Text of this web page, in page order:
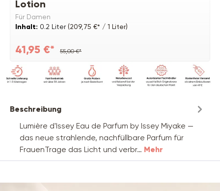
Lotion
Für Damen
Inhalt: 0.2 Liter(209,75 €* / 1 Liter)
41,95 €* 55,00 €*
Beschreibung
Lumière d'Issey Eau de Parfum by Issey Miyake —
das neue strahlende, nachfüllbare Parfum für
FrauenTrage das Licht und verbr… Mehr